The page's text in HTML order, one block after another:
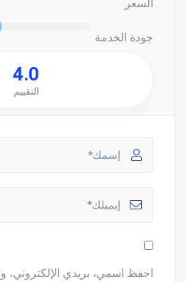
السعر
جودة الخدمة
4.0
التقييم
احفظ اسمي، بريدي الإلكتروني،